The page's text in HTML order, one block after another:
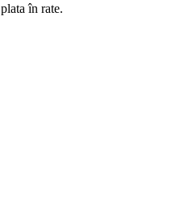
în rate.